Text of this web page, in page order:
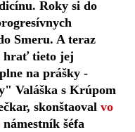
Roky si do
Smeru. A teraz
hrať tieto jej
na prášky -
Valáška s Krúpom
skonštaoval vo
námestník šéfa